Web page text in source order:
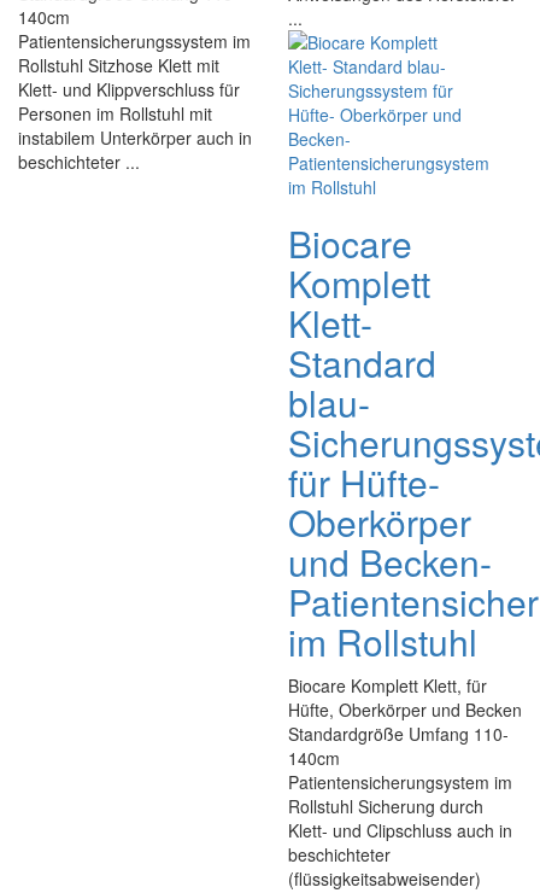
140cm
Patientensicherungssystem im
Rollstuhl Sitzhose Klett mit
Klett- und Klippverschluss für
Personen im Rollstuhl mit
instabilem Unterkörper auch in
beschichteter ...
...
Biocare
Komplett
Klett-
Standard
blau-
für Hüfte-
Oberkörper
und Becken-
im Rollstuhl
Biocare Komplett Klett, für
Hüfte, Oberkörper und Becken
Standardgröße Umfang 110-
140cm
Patientensicherungsystem im
Rollstuhl Sicherung durch
Klett- und Clipschluss auch in
beschichteter
(flüssigkeitsabweisender)